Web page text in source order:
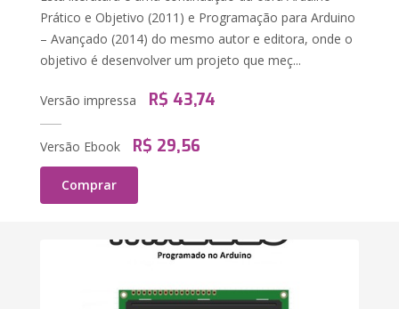
Prático e Objetivo (2011) e Programação para Arduino
– Avançado (2014) do mesmo autor e editora, onde o
objetivo é desenvolver um projeto que meç...
Versão impressa R$ 43,74
Versão Ebook R$ 29,56
Comprar